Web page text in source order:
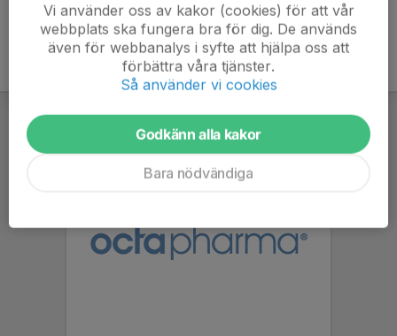
Vi använder oss av kakor (cookies) för att vår
webbplats ska fungera bra för dig. De används
även för webbanalys i syfte att hjälpa oss att
förbättra våra tjänster.
Så använder vi cookies
Godkänn alla kakor
Bara nödvändiga